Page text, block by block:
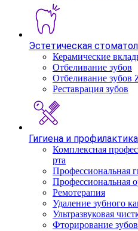
Эстетическая
Керамические
Отбеливание зубов
Отбеливание зубов
Реставрация зубов
Гигиена и профилактика
Комплексная
рта
Профессиональная
Профессиональная
Ремотерапия
Удаление зубного
Ультразвуковая
Фторирование зубов